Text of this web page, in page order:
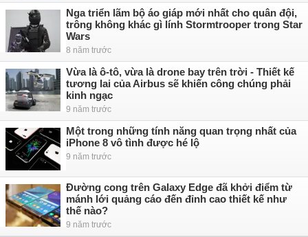
Nga triển lãm bộ áo giáp mới nhất cho quân đội,
trông không khác gì lính Stormtrooper trong Star
Wars
8 năm trước
Vừa là ô-tô, vừa là drone bay trên trời - Thiết kế
tương lai của Airbus sẽ khiến công chúng phải
kinh ngạc
9 năm trước
Một trong những tính năng quan trọng nhất của
iPhone 8 vô tình được hé lộ
9 năm trước
Đường cong trên Galaxy Edge đã khởi điểm từ
mánh lới quảng cáo đến đỉnh cao thiết kế như
thế nào?
9 năm trước